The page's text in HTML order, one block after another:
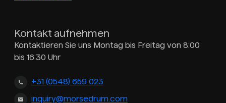
Kontakt aufnehmen
Kontaktieren Sie uns Montag bis Freitag von 8:00
bis 16:30 Uhr
+31 (0548) 659 023
inquiry@morsedrum.com